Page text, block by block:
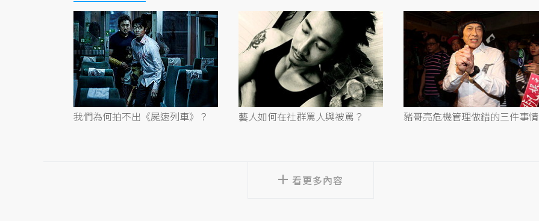
我們為何拍不出《屍速列車》？ 藝人如何在社群罵人與被罵？ 豬哥亮危機管理做錯的三件事情
看更多內容